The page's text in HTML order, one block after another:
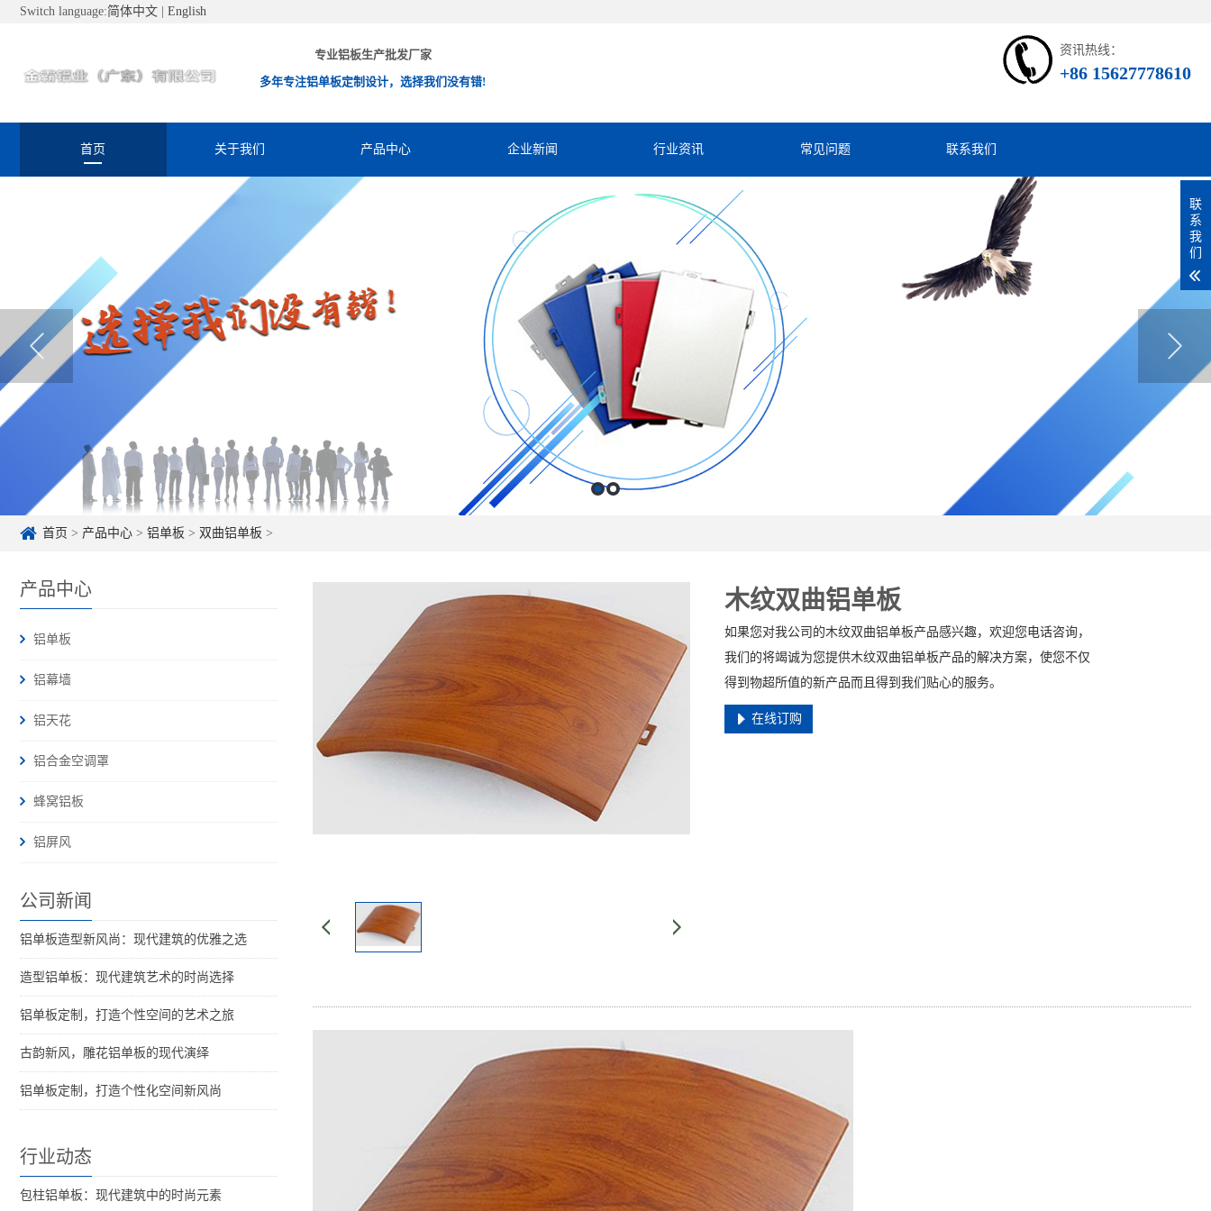
Switch language:简体中文 English
专业铝板生产批发厂家
多年专注铝单板定制设计，选择我们没有错!
资讯热线：
+86 15627778610
首页 关于我们 产品中心 企业新闻 行业资讯 常见问题 联系我们
首页 > 产品中心 > 铝单板 > 双曲铝单板 >
产品中心
铝单板
铝幕墙
铝天花
铝合金空调罩
蜂窝铝板
铝屏风
公司新闻
铝单板造型新风尚：现代建筑的优雅之选
造型铝单板：现代建筑艺术的时尚选择
铝单板定制，打造个性空间的艺术之旅
古韵新风，雕花铝单板的现代演绎
铝单板定制，打造个性化空间新风尚
行业动态
包柱铝单板：现代建筑中的时尚元素
木纹双曲铝单板
如果您对我公司的木纹双曲铝单板产品感兴趣，欢迎您电话咨询，
我们的将竭诚为您提供木纹双曲铝单板产品的解决方案，使您不仅
得到物超所值的新产品而且得到我们贴心的服务。
在线订购
联
系
我
们